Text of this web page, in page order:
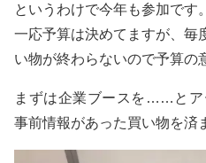
というわけで今年も参加です。
一応予算は決めてますが、毎
い物が終わらないので予算の
まずは企業ブースを……とア
事前情報があった買い物を済